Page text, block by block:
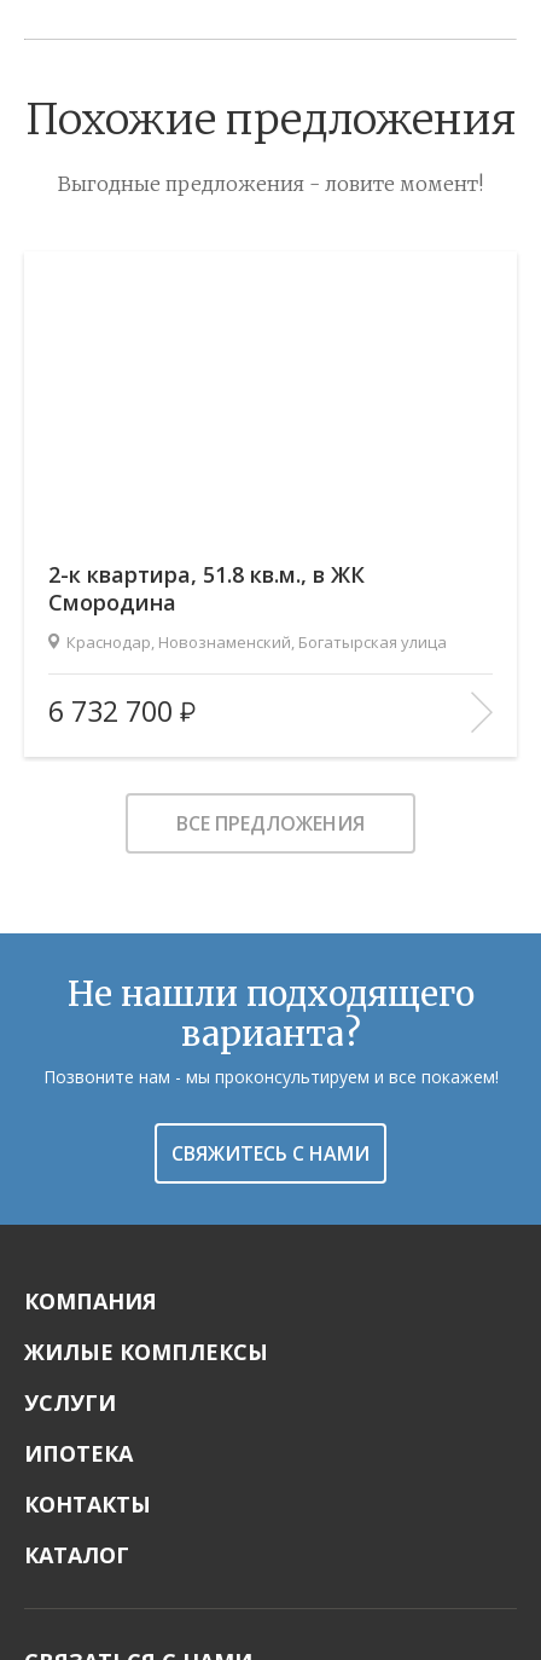
Похожие предложения
Выгодные предложения - ловите момент!
2-к квартира, 51.8 кв.м., в ЖК
Смородина
Краснодар, Новознаменский, Богатырская улица
Площадь (общ/жил/кух), м2:
51.79/28.68/11.66
Количество комнат:
2
Этаж:
7/12
В ИЗБРАННОЕ
6 732 700
ВСЕ ПРЕДЛОЖЕНИЯ
Не нашли подходящего
варианта?
Позвоните нам - мы проконсультируем и все покажем!
СВЯЖИТЕСЬ С НАМИ
КОМПАНИЯ
ЖИЛЫЕ КОМПЛЕКСЫ
УСЛУГИ
ИПОТЕКА
КОНТАКТЫ
КАТАЛОГ